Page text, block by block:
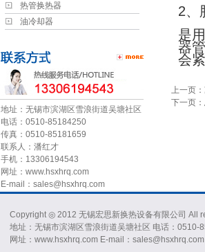
热管换热器
油冷却器
地址：无锡市滨湖区雪浪街道吴塘社区
电话：0510-85184250
传真：0510-85181659
联系人：潘红才
手机：13306194543
网址：www.hsxhrq.com
E-mail：sales@hsxhrq.com
2、
是
器
会
上一页
下一页
Copyright ◎ 2012 无锡宏思新换热设备有限公司 All
地址：无锡市滨湖区雪浪街道吴塘社区 电话：
网址：www.hsxhrq.com E-mail：sales@hsxhrq.com